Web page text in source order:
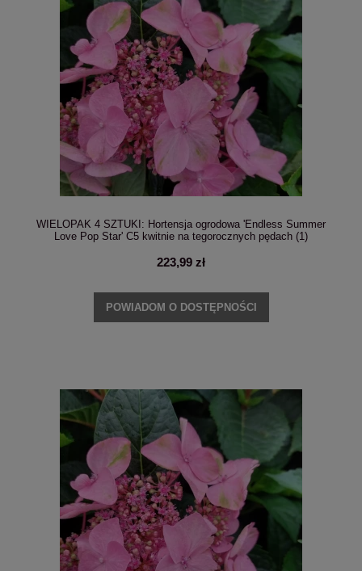
WIELOPAK 4 SZTUKI: Hortensja ogrodowa 'Endless Summer
Love Pop Star' C5 kwitnie na tegorocznych pędach (1)
223,99 zł
POWIADOM O DOSTĘPNOŚCI